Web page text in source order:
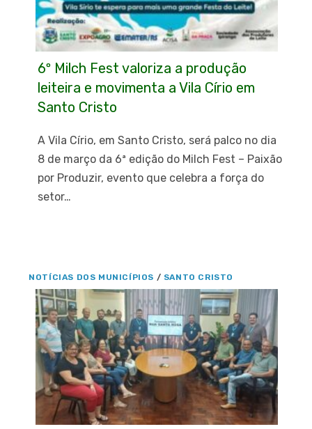
6º Milch Fest valoriza a produção
leiteira e movimenta a Vila Círio em
Santo Cristo
A Vila Círio, em Santo Cristo, será palco no dia
8 de março da 6ª edição do Milch Fest – Paixão
por Produzir, evento que celebra a força do
setor…
NOTÍCIAS DOS MUNICÍPIOS / SANTO CRISTO